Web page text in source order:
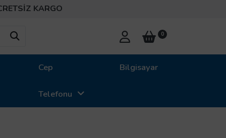
KARGO
0
Cep
Telefonu
Bilgisayar